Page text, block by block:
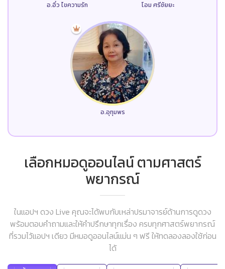
อ.อิ๋ว ไขความรัก โอม ศรีชัยยะ
อ.อุทุมพร
เลือกหมอดูออนไลน์ ตามศาสตร์
พยากรณ์
ในแอปฯ ดวง Live คุณจะได้พบกับเหล่าปรมาจารย์ด้านการดูดวง
พร้อมตอบคำถามและให้คำปรึกษาทุกเรื่อง ครบทุกศาสตร์พยากรณ์
ที่รวมไว้แอปฯ เดียว มีหมอดูออนไลน์แม่น ๆ ฟรี ให้ทดลองลองใช้ก่อน
ได้